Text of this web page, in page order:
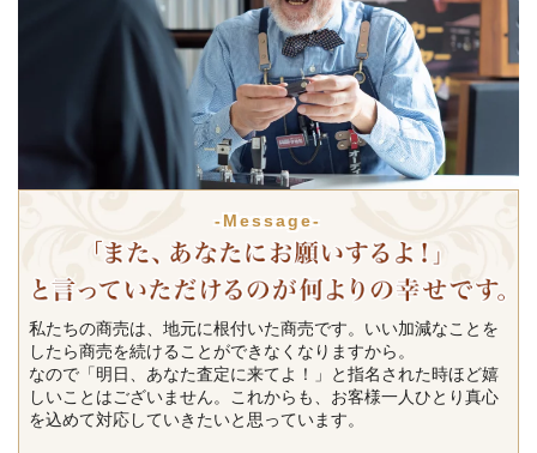
-Message-
私たちの商売は、地元に根付いた商売です。いい加減なことを
したら商売を続けることができなくなりますから。
なので「明日、あなた査定に来てよ！」と指名された時ほど嬉
しいことはございません。これからも、お客様一人ひとり真心
を込めて対応していきたいと思っています。